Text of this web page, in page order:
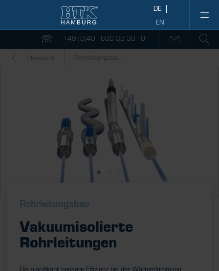
+49 (0)40 - 600 38 38 - 0
Übersicht Rohrleitungsbau
Rohrleitungsbau
Vakuumisolierte
Rohrleitungen